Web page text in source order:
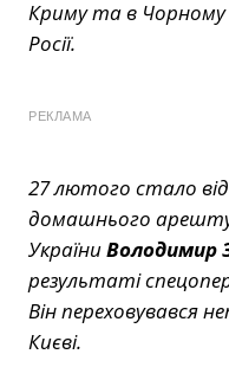
Криму та в Чорному
Росії.
РЕКЛАМА
27 лютого стало
домашнього
УкраїниВолодимир
результаті
Він переховувався
Києві.